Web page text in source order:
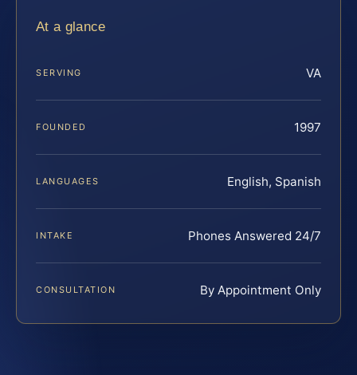
At a glance
SERVING VA
FOUNDED 1997
LANGUAGES English, Spanish
INTAKE Phones Answered 24/7
CONSULTATION By Appointment Only